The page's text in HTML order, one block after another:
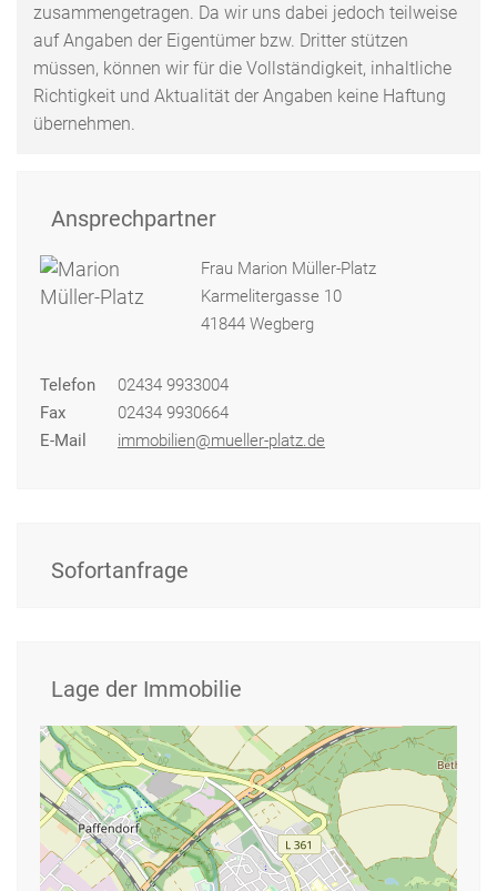
zusammengetragen. Da wir uns dabei jedoch teilweise
auf Angaben der Eigentümer bzw. Dritter stützen
müssen, können wir für die Vollständigkeit, inhaltliche
Richtigkeit und Aktualität der Angaben keine Haftung
übernehmen.
Ansprechpartner
Frau Marion Müller-Platz
Karmelitergasse 10
41844 Wegberg
Telefon
02434 9933004
Fax
02434 9930664
E-Mail
immobilien@mueller-platz.de
Sofortanfrage
Lage der Immobilie